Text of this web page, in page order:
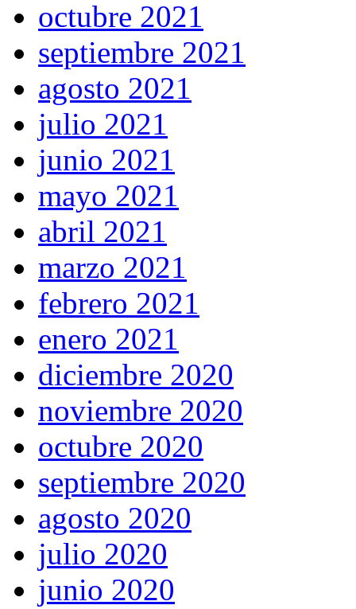
octubre 2021
septiembre 2021
agosto 2021
julio 2021
junio 2021
mayo 2021
abril 2021
marzo 2021
febrero 2021
enero 2021
diciembre 2020
noviembre 2020
octubre 2020
septiembre 2020
agosto 2020
julio 2020
junio 2020